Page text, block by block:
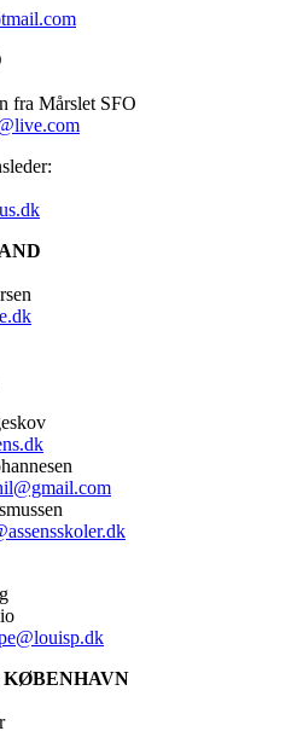
fra Mårslet SFO